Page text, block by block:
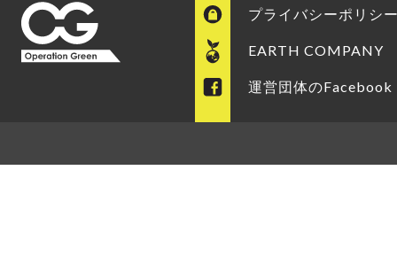
プライバシーポリシ
EARTH COMPANY
運営団体のFacebook